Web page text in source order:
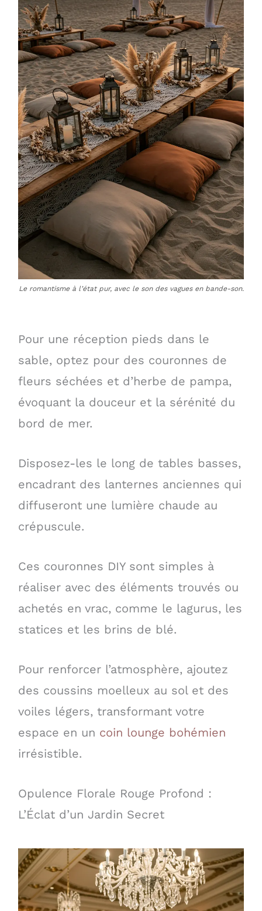
Le romantisme à l’état pur, avec le son des vagues en bande-son.
Pour une réception pieds dans le
sable, optez pour des couronnes de
fleurs séchées et d’herbe de pampa,
évoquant la douceur et la sérénité du
bord de mer.
Disposez-les le long de tables basses,
encadrant des lanternes anciennes qui
diffuseront une lumière chaude au
crépuscule.
Ces couronnes DIY sont simples à
réaliser avec des éléments trouvés ou
achetés en vrac, comme le lagurus, les
statices et les brins de blé.
Pour renforcer l’atmosphère, ajoutez
des coussins moelleux au sol et des
voiles légers, transformant votre
espace en un coin lounge bohémien
irrésistible.
Opulence Florale Rouge Profond :
L’Éclat d’un Jardin Secret